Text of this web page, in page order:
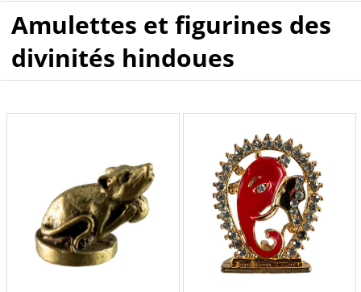
Amulettes et figurines des
divinités hindoues